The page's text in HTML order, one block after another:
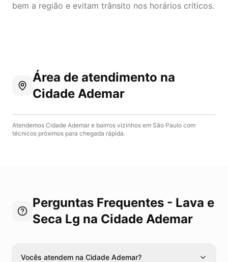
bem a região e evitam trânsito nos horários críticos.
Área de atendimento na
Cidade Ademar
Atendemos Cidade Ademar e bairros vizinhos em São Paulo com
técnicos próximos para chegada rápida.
Perguntas Frequentes - Lava e
Seca Lg na Cidade Ademar
Vocês atendem na Cidade Ademar?